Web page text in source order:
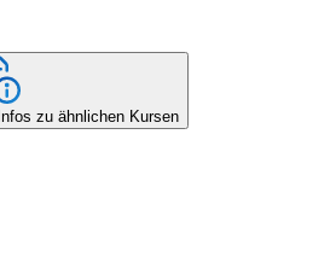
Infos zu ähnlichen Kursen